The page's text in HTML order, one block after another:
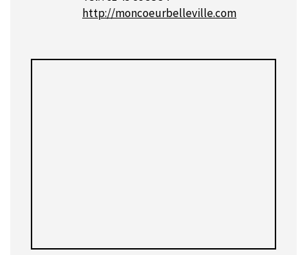
http://moncoeurbelleville.com